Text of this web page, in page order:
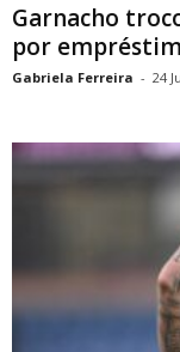
Garnacho
por
Gabriela Ferreira - 24